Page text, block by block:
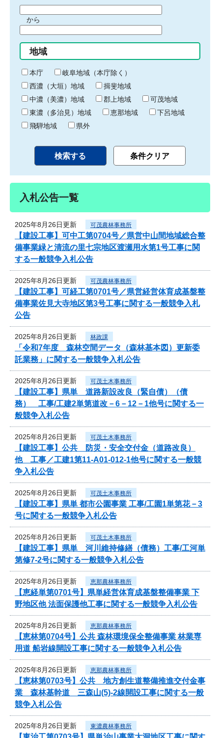
間
始
り
から
間
終
わ
り
地域
本庁
岐阜地域（本庁除く）
西濃（大垣）地域
揖斐地域
中濃（美濃）地域
郡上地域
可茂地域
東濃（多治見）地域
恵那地域
下呂地域
飛騨地域
県外
入札公告一覧
2025年8月26日更新 可茂農林事務所
【建設工事】可中工第0704号／県営中山間地域総合整
備事業緑と清流の里七宗地区渡瀬用水第1号工事に関
する一般競争入札公告
2025年8月26日更新 可茂農林事務所
【建設工事】可経工第0701号／県営経営体育成基盤整
備事業佐見大寺地区第3号工事に関する一般競争入札
公告
2025年8月26日更新 林政課
「令和7年度 森林空間データ（森林基本図）更新委
託業務」に関する一般競争入札公告
2025年8月26日更新 可茂土木事務所
【建設工事】県単 道路新設改良（緊自債）（債
務） 工事/工建2単第道改－6－12－1他号に関する一
般競争入札公告
2025年8月26日更新 可茂土木事務所
【建設工事】公共 防災・安全交付金（道路改良）
他 工事／工建1第11-A01-012-1他号に関する一般競
争入札公告
2025年8月26日更新 可茂土木事務所
【建設工事】県単 都市公園事業 工事/工園1単第花－3
号に関する一般競争入札公告
2025年8月26日更新 可茂土木事務所
【建設工事】県単 河川維持修繕（債務）工事/工河単
第修7-2号に関する一般競争入札公告
2025年8月26日更新 恵那農林事務所
【恵経単第0701号】県単経営体育成基盤整備事業 下
野地区他 法面保護他工事に関する一般競争入札公告
2025年8月26日更新 恵那農林事務所
【恵林第0704号】公共 森林環境保全整備事業 林業専
用道 船岩線開設工事に関する一般競争入札公告
2025年8月26日更新 恵那農林事務所
【恵林第0703号】公共 地方創生道整備推進交付金事
業 森林基幹道 三森山(5)-2線開設工事に関する一般
競争入札公告
2025年8月26日更新 東濃農林事務所